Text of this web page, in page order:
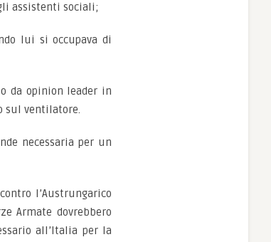
assistenti sociali;
lui si occupava di
opinion leader in
sul ventilatore.
necessaria per un
l’Austrungarico
Armate dovrebbero
all’Italia per la